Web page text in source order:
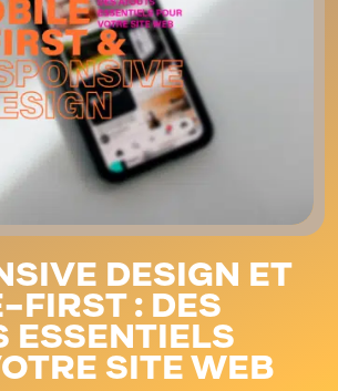
DESIGN ET
FIRST : DES
ESSENTIELS
SITE WEB